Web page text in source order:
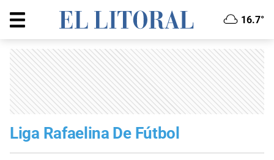
16.7°
Liga Rafaelina De Fútbol